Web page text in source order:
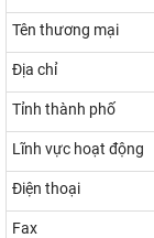
Tên thương mại
Địa chỉ
Tỉnh thành phố
Lĩnh vực hoạt động
Điện thoại
Fax